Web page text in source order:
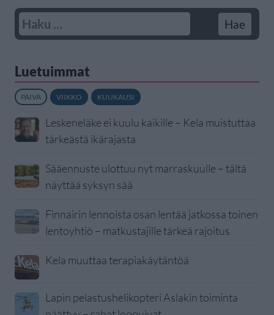
Luetuimmat
PÄIVÄ VIIKKO KUUKAUSI
Leskeneläke ei kuulu kaikille – Kela muistuttaa
tärkeästä ikärajasta
Sääennuste ulottuu nyt marraskuulle – tältä
näyttää syksyn sää
Finnairin lennoista osan lentää jatkossa toinen
lentoyhtiö – matkustajille tärkeä rajoitus
Kela muuttaa terapiakäytäntöä
Lapin pelastushelikopteri Aslakin toiminta